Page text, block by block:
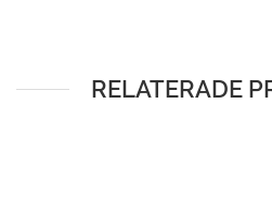
RELATERADE